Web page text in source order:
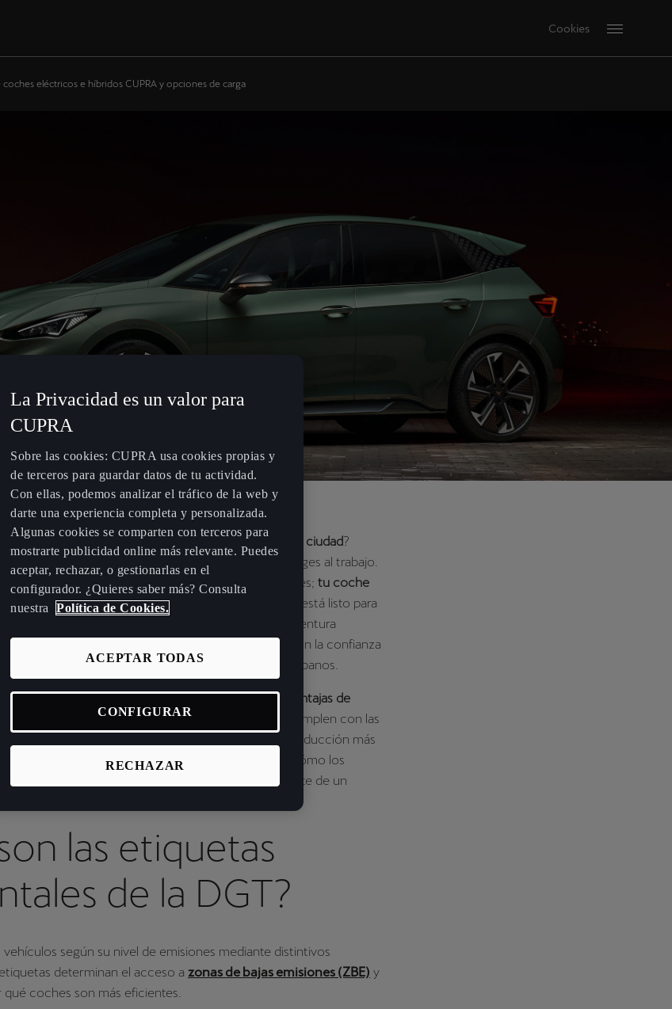
Cookies
coches eléctricos e híbridos CUPRA y opciones de carga
cómo sería conducir sin limitaciones en la ciudad?
sales de casa, te montas en tu coche y te diriges al trabajo.
por zonas restringidas ni por multas por emisiones; tu coche
de la DGT —ya sea con etiqueta ECO o CERO—
está listo para
por la ciudad. Y cuando llega el fin de semana, la aventura
el campo o exploras un nuevo barrio, siempre con la confianza
ágil y eficiente en carretera como en entornos urbanos.
por las restricciones de tráfico es solo una de las
ventajas de
con etiqueta ECO o CERO. Estos coches no solo cumplen con las
sino que también te ofrecen una experiencia de conducción más
a tu estilo de vida. Te invitamos a descubrir cómo los
de la DGT pueden transformar tu día a día al volante de un
las etiquetas
de la DGT?
vehículos según su nivel de emisiones mediante distintivos
determinan el acceso a zonas de bajas emisiones (ZBE) y
coches son más eficientes.
La Privacidad es un valor para
CUPRA
Sobre las cookies: CUPRA usa cookies propias y
de terceros para guardar datos de tu actividad.
Con ellas, podemos analizar el tráfico de la web y
darte una experiencia completa y personalizada.
Algunas cookies se comparten con terceros para
mostrarte publicidad online más relevante. Puedes
aceptar, rechazar, o gestionarlas en el
configurador. ¿Quieres saber más? Consulta
nuestra
Política de Cookies.
RECHAZAR
ACEPTAR TODAS
CONFIGURAR